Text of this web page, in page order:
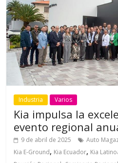
Industria Varios
Kia impulsa la
evento regional
9 de abril de 2025 Auto
Kia E-Ground, Kia Ecuador, Kia